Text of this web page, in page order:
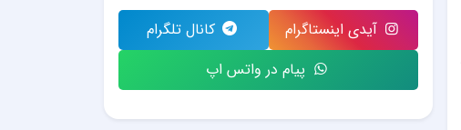
آیدی اینستاگرام
کانال تلگرام
پیام در واتس اپ